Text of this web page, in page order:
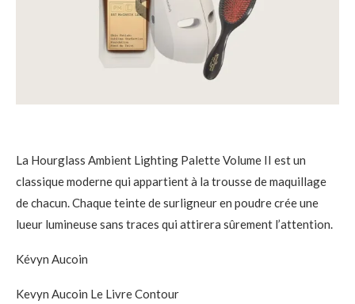
La Hourglass Ambient Lighting Palette Volume II est un
classique moderne qui appartient à la trousse de maquillage
de chacun. Chaque teinte de surligneur en poudre crée une
lueur lumineuse sans traces qui attirera sûrement l’attention.
Kévyn Aucoin
Kevyn Aucoin Le Livre Contour